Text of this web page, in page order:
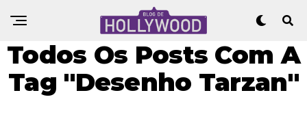
Todos Os Posts Com A
Tag "Desenho Tarzan"